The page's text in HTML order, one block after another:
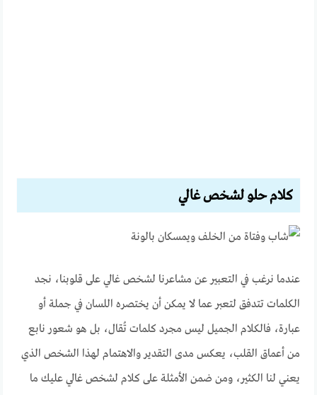
كلام حلو لشخص غالي
عندما نرغب في التعبير عن مشاعرنا لشخص غالي على قلوبنا، نجد
الكلمات تتدفق لتعبر عما لا يمكن أن يختصره اللسان في جملة أو
عبارة، فالكلام الجميل ليس مجرد كلمات تُقال، بل هو شعور نابع
من أعماق القلب، يعكس مدى التقدير والاهتمام لهذا الشخص الذي
يعني لنا الكثير، ومن ضمن الأمثلة على كلام لشخص غالي عليك ما